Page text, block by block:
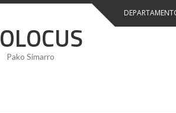
Pako Simarro